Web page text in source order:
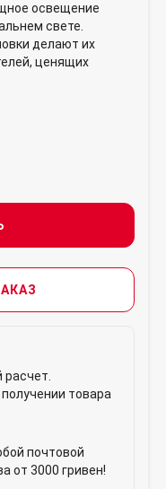
освещение
свете.
делают их
ценящих
расчет.
товара
почтовой
от 3000 гривен!